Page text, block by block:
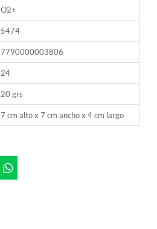
O2+
5474
7790000003806
24
20 grs
7 cm alto x 7 cm ancho x 4 cm largo